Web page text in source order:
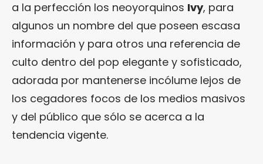
a la perfección los neoyorquinos Ivy, para
algunos un nombre del que poseen escasa
información y para otros una referencia de
culto dentro del pop elegante y sofisticado,
adorada por mantenerse incólume lejos de
los cegadores focos de los medios masivos
y del público que sólo se acerca a la
tendencia vigente.